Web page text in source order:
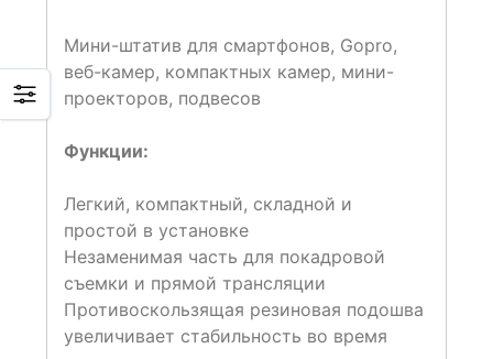
Мини-штатив для смартфонов, Gopro,
веб-камер, компактных камер, мини-
проекторов, подвесов
Функции:
Легкий, компактный, складной и
простой в установке
Незаменимая часть для покадровой
съемки и прямой трансляции
Противоскользящая резиновая подошва
увеличивает стабильность во время